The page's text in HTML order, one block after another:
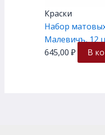
Краски
Набор
Малевичъ, 12
645,00 ₽ В